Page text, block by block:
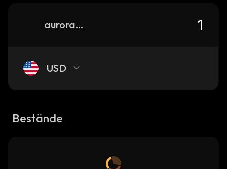
auroracoin
USD
Bestände